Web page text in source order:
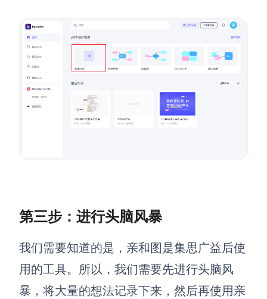
AI生成甘特图
AI生成组织结构图
AI生成5Why分析
AI生成时间管理四象限
AI生成胜任力模型
AI生成价值链
AI生成波士顿矩阵
AI生成波特五力模型
AI生成4P营销理论模型
AI生成竞品分析
AI写作
AI对话
AI生成简历
第三步：进行头脑风暴
我们需要知道的是，亲和图是集思广益后使
用的工具。所以，我们需要先进行头脑风
暴，将大量的想法记录下来，然后再使用亲